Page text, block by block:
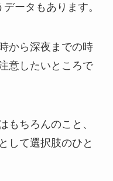
ータもあります。
から深夜までの時
意したいところで
もちろんのこと、
して選択肢のひと